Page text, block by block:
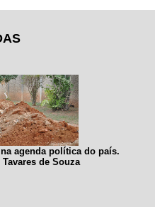
agenda política do país.
de Souza